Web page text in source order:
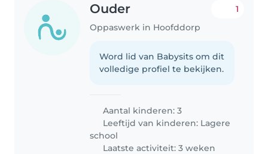
Ouder
Oppaswerk in Hoofddorp
1
Word lid van Babysits om dit
volledige profiel te bekijken.
Aantal kinderen: 3
Leeftijd van kinderen: Lagere
school
Laatste activiteit: 3 weken